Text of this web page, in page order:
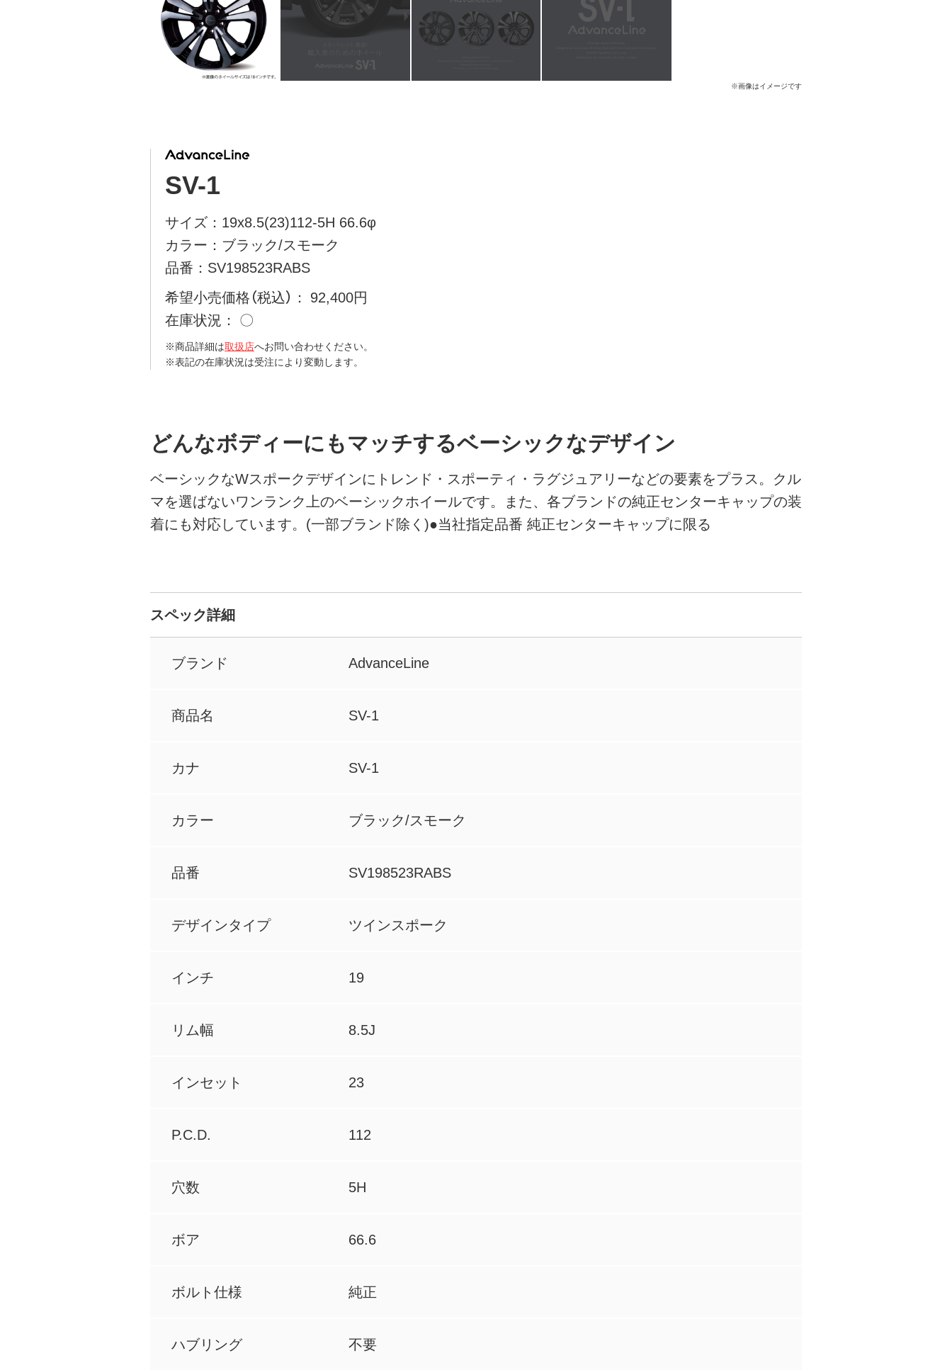
※画像はイメージです
SV-1
サイズ：19x8.5(23)112-5H 66.6φ
カラー：ブラック/スモーク
品番：SV198523RABS
希望小売価格（税込）
92,400円
在庫状況
〇
※商品詳細は取扱店へお問い合わせください。
※表記の在庫状況は受注により変動します。
どんなボディーにもマッチするベーシックなデザイン
ベーシックなWスポークデザインにトレンド・スポーティ・ラグジュアリーなどの要素をプラス。クル
マを選ばないワンランク上のベーシックホイールです。また、各ブランドの純正センターキャップの装
着にも対応しています。(一部ブランド除く)●当社指定品番 純正センターキャップに限る
スペック詳細
ブランド AdvanceLine
商品名 SV-1
カナ SV-1
カラー ブラック/スモーク
品番 SV198523RABS
デザインタイプ ツインスポーク
インチ 19
リム幅 8.5J
インセット 23
P.C.D. 112
穴数 5H
ボア 66.6
ボルト仕様 純正
ハブリング 不要